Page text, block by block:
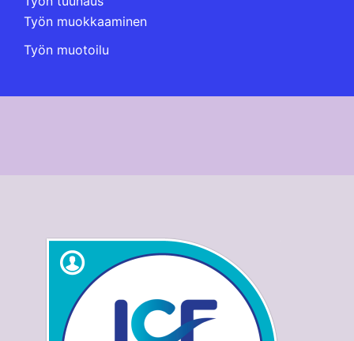
Työn muokkaaminen
Työn muotoilu